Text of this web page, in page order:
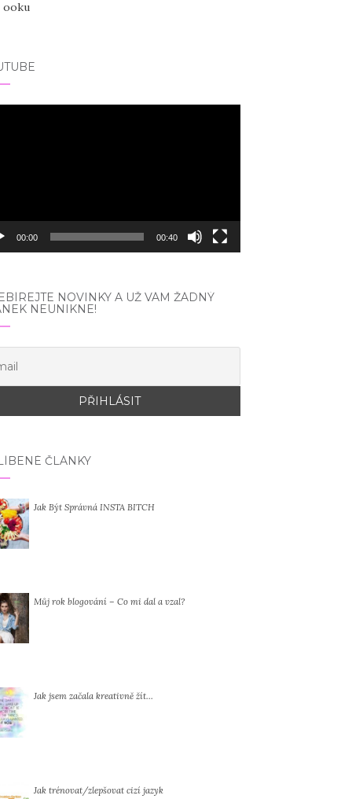
00:00 00:40
NOVINKY A UŽ VÁM ŽÁDNÝ
NEUNIKNE!
ČLÁNKY
Jak Být Správná INSTA BITCH
Můj rok blogování – Co mi dal a vzal?
Jak jsem začala kreativně žít…
Jak trénovat/zlepšovat cizí jazyk